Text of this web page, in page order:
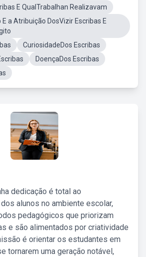
E QualTrabalhan Realizavam
E a Atribuição DosVizir Escribas E
CuriosidadeDos Escribas
DoençaDos Escribas
dedicação é total ao
alunos no ambiente escolar,
pedagógicos que priorizam
e são alimentados por criatividade
é orientar os estudantes em
tornarem uma geração notável,